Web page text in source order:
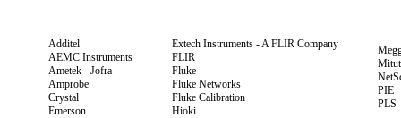
Additel
AEMC Instruments
Ametek - Jofra
Amprobe
Crystal
Emerson
Extech Instruments - A FLIR Company
FLIR
Fluke
Fluke Networks
Fluke Calibration
Hioki
PIE
PLS